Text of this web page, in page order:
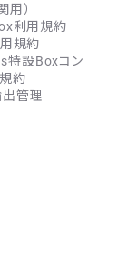
用）
利用規約
規約
特設Boxコン
約
管理